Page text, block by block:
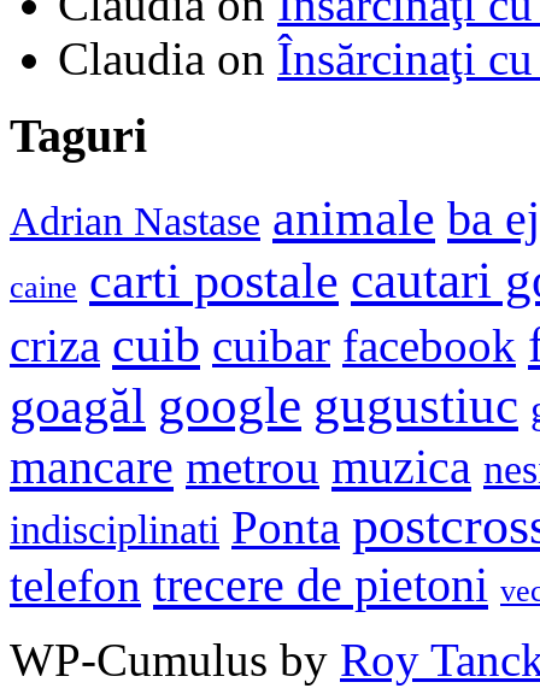
Claudia on Însărcinaţi
Taguri
Adrian Nastase animale ba
caine carti postale cautari
criza cuib cuibar facebook
goagăl google gugustiuc
mancare metrou muzica
indisciplinati Ponta
telefon trecere de pietoni
WP-Cumulus by Roy